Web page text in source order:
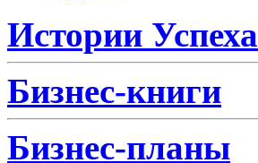
Истории Успеха
Бизнес-книги
Бизнес-планы